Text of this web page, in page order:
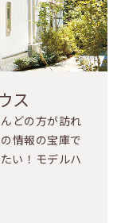
ス
どの方が訪れ
情報の宝庫で
い！モデルハ